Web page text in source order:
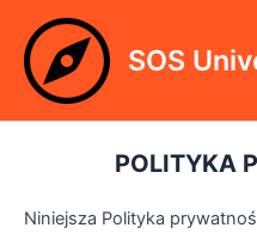
Przejdź
treści
SOS
POLITYKA
Niniejsza Polityka